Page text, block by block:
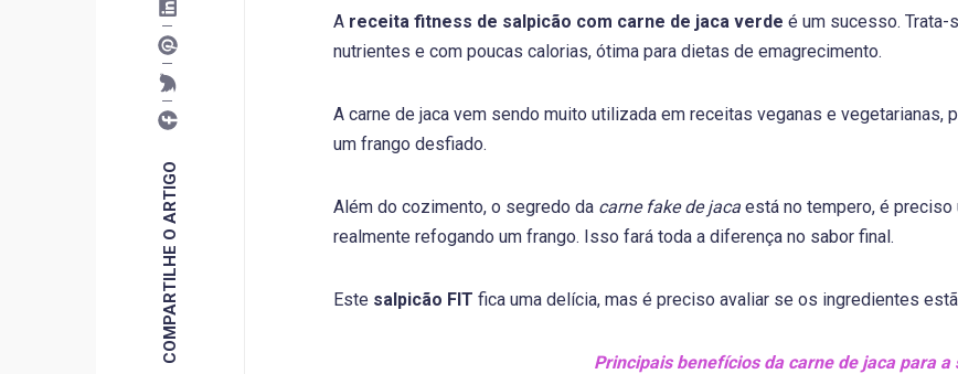
COMPARTILHE O ARTIGO
A receita fitness de salpicão com carne de jaca verde é um sucesso. Trata-
nutrientes e com poucas calorias, ótima para dietas de emagrecimento.
A carne de jaca vem sendo muito utilizada em receitas veganas e vegetarianas,
um frango desfiado.
Além do cozimento, o segredo da carne fake de jacaestá no tempero, é
realmente refogando um frango. Isso fará toda a diferença no sabor final.
Este salpicão FIT fica uma delícia, mas é preciso avaliar se os ingredientes
Principais benefícios da carne de jaca para a